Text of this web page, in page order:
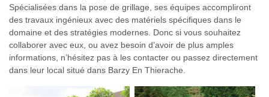
Spécialisées dans la pose de grillage, ses équipes accompliront
des travaux ingénieux avec des matériels spécifiques dans le
domaine et des stratégies modernes. Donc si vous souhaitez
collaborer avec eux, ou avez besoin d’avoir de plus amples
informations, n’hésitez pas à les contacter ou passez directement
dans leur local situé dans Barzy En Thierache.